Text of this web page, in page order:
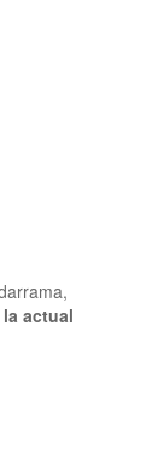
actual